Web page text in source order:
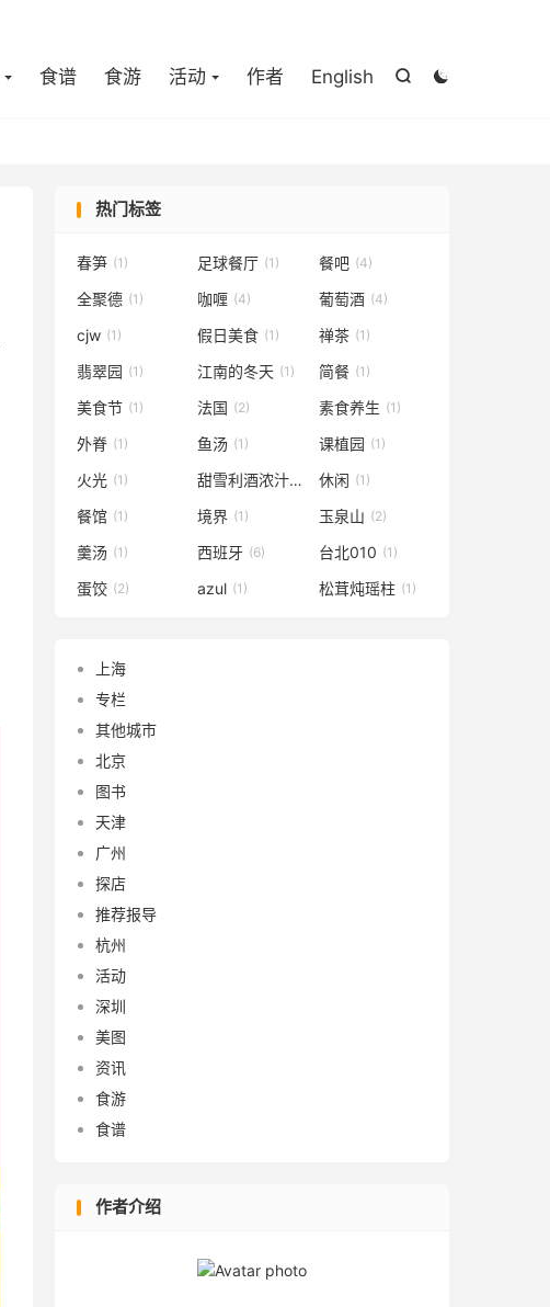


食谱 食游 活动 作者 English
热门标签
春笋 (1) 足球餐厅 (1) 餐吧 (4)
全聚德 (1) 咖喱 (4) 葡萄酒 (4)
cjw (1) 假日美食 (1) 禅茶 (1)
翡翠园 (1) 江南的冬天 (1) 简餐 (1)
美食节 (1) 法国 (2) 素食养生 (1)
外脊 (1) 鱼汤 (1) 课植园 (1)
火光 (1) 甜雪利酒浓汁
(1) 休闲 (1)
餐馆 (1) 境界 (1) 玉泉山 (2)
羹汤 (1) 西班牙 (6) 台北010 (1)
蛋饺 (2) azul (1) 松茸炖瑶柱 (1)
上海
专栏
其他城市
北京
图书
天津
广州
探店
推荐报导
杭州
活动
深圳
美图
资讯
食游
食谱
作者介绍